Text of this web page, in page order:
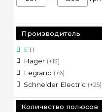
Производитель
ETI
Hager (+13)
Legrand (+6)
Schneider Electric (+25)
Количество полюсов